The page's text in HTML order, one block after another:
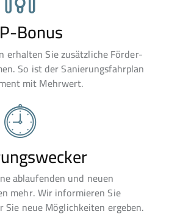
Bonus
erhalten Sie zusätzliche Förder-
So ist der Sanierungsfahrplan
mit Mehrwert.
ablaufenden und neuen
mehr. Wir informieren Sie
neue Möglichkeiten ergeben.